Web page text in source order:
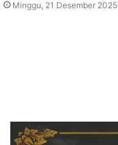
Minggu, 21 Desember 2025